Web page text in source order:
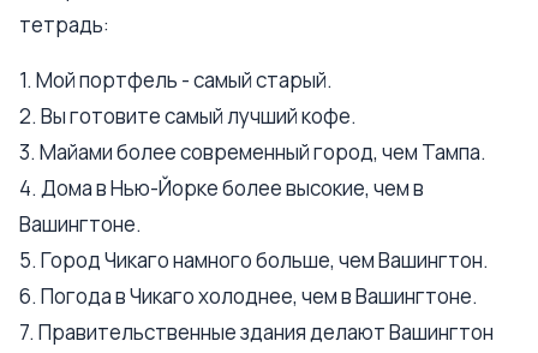
тетрадь:
1. Мой портфель - самый старый.
2. Вы готовите самый лучший кофе.
3. Майами более современный город, чем Тампа.
4. Дома в Нью-Йорке более высокие, чем в
Вашингтоне.
5. Город Чикаго намного больше, чем Вашингтон.
6. Погода в Чикаго холоднее, чем в Вашингтоне.
7. Правительственные здания делают Вашингтон